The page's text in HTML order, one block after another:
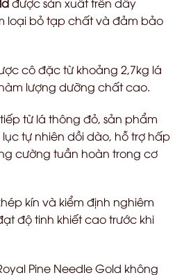
loại bỏ tạp chất và đảm bảo
cô đặc từ khoảng 2,7kg lá
lượng dưỡng chất cao.
từ lá thông đỏ, sản phẩm
tự nhiên dồi dào, hỗ trợ hấp
cường tuần hoàn trong cơ
kín và kiểm định nghiêm
độ tinh khiết cao trước khi
Pine Needle Gold không